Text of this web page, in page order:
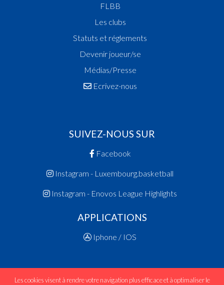
FLBB
Les clubs
Statuts et réglements
Devenir joueur/se
Médias/Presse
Ecrivez-nous
SUIVEZ-NOUS SUR
Facebook
Instagram - Luxembourg.basketball
Instagram - Enovos League Highlights
APPLICATIONS
Iphone / IOS
Les cookies visent à rendre votre navigation plus efficace et à optimaliser le